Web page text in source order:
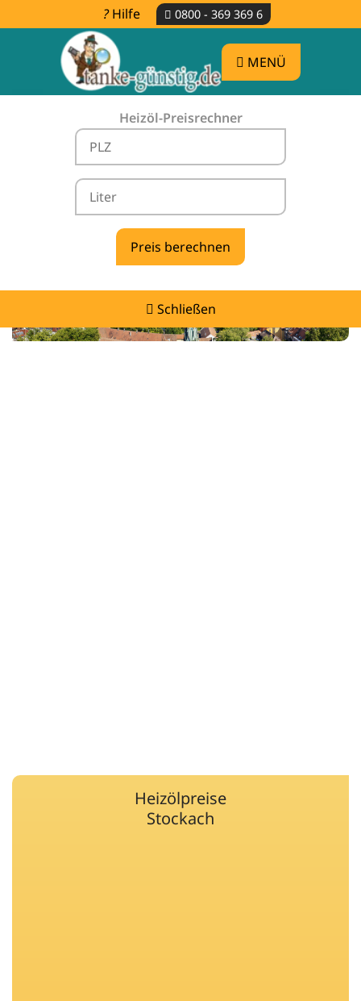
Hilfe 0800 - 369 369 6
MENÜ
Heizöl-Preisrechner
Schließen
Heizölpreise Stockach -
vergleichen & günstig tanken
Heizölpreise
Stockach